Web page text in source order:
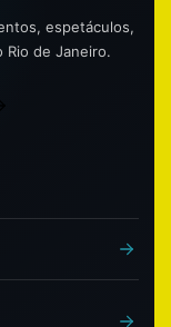
espetáculos,
de Janeiro.